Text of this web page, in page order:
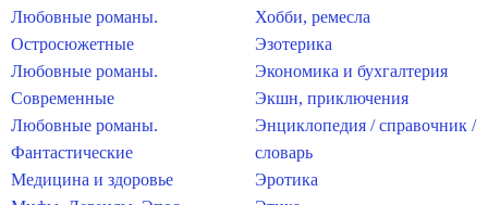
Любовные романы.
Остросюжетные
Любовные романы.
Современные
Любовные романы.
Фантастические
Медицина и здоровье
Хобби, ремесла
Эзотерика
Экономика и бухгалтерия
Экшн, приключения
Энциклопедия / справочник /
словарь
Эротика